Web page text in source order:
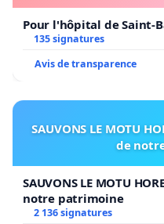
Pour l'hôpital de Saint-
135 signatures
Avis de transparence
SAUVONS LE MOTU
de
SAUVONS LE MOTU
notre patrimoine
2 136 signatures